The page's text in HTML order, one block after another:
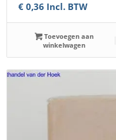
€ 0,36 Incl. BTW
Toevoegen aan
winkelwagen